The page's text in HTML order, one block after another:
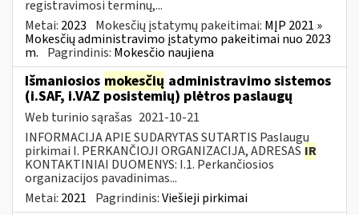
registravimosi terminų,...
Metai: 2023 Mokesčių įstatymų pakeitimai: MĮP 2021 »
Mokesčių administravimo įstatymo pakeitimai nuo 2023
m. Pagrindinis: Mokesčio naujiena
Išmaniosios mokesčių administravimo sistemos
(i.SAF, i.VAZ posistemių) plėtros paslaugų
Web turinio sąrašas 2021-10-21
INFORMACIJA APIE SUDARYTAS SUTARTIS Paslaugų
pirkimai I. PERKANČIOJI ORGANIZACIJA, ADRESAS IR
KONTAKTINIAI DUOMENYS: I.1. Perkančiosios
organizacijos pavadinimas...
Metai: 2021 Pagrindinis:Viešieji pirkimai